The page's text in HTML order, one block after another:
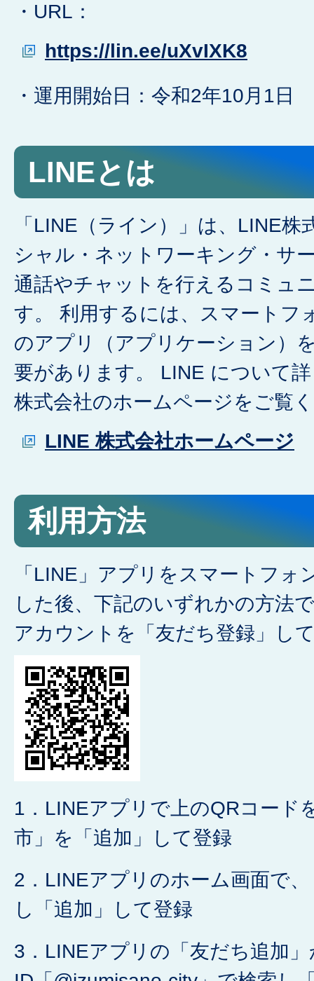
・URL：
https://lin.ee/uXvIXK8
・運用開始日：令和2年10月1日
LINEとは
「LINE（ライン）」は、LINE
シャル・ネットワーキング・サ
通話やチャットを行えるコミュ
す。 利用するには、スマートフ
のアプリ（アプリケーション）
要があります。 LINE について
株式会社のホームページをご覧
LINE 株式会社ホームページ
利用方法
「LINE」アプリをスマートフォ
した後、下記のいずれかの方法
アカウントを「友だち登録」し
1．LINEアプリで上のQRコード
市」を「追加」して登録
2．LINEアプリのホーム画面で
し「追加」して登録
3．LINEアプリの「友だち追加